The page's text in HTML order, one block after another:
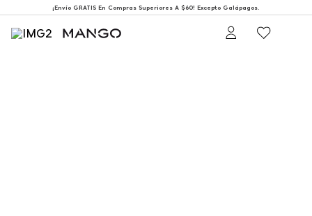
¡Envío GRATIS En Compras Superiores A $60! Excepto Galápagos.